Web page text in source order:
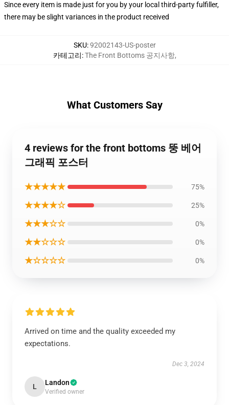
Since every item is made just for you by your local third-party fulfiller,
there may be slight variances in the product received
SKU:92002143-US-poster
카테고리:The Front Bottoms 공지사항,
What Customers Say
4 reviews for the front bottoms 뚱 베어
그래픽 포스터
★★★★★ 75%
★★★★☆ 25%
★★★☆☆ 0%
★★☆☆☆ 0%
★☆☆☆☆ 0%
Arrived on time and the quality exceeded my
expectations.
Dec 3, 2024
L Landon
Verified owner